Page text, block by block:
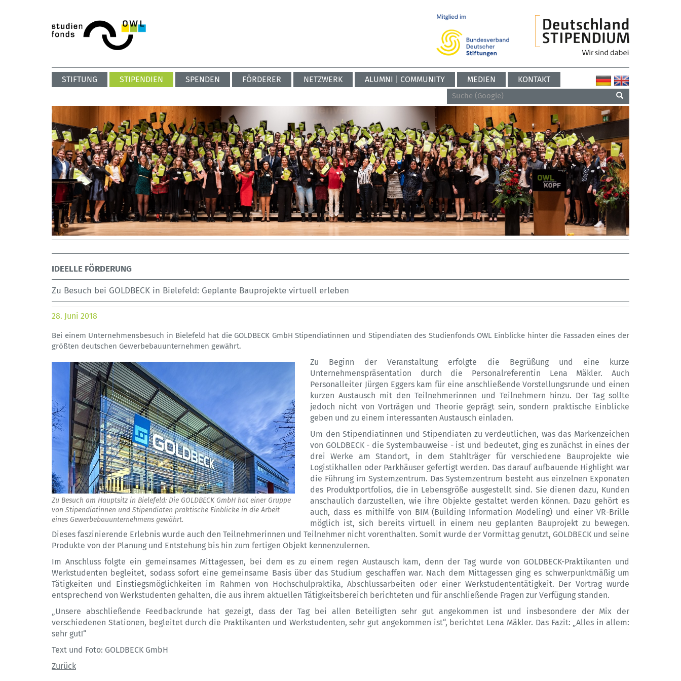
STIFTUNG STIPENDIEN SPENDEN FÖRDERER NETZWERK ALUMNI | COMMUNITY MEDIEN KONTAKT
IDEELLE FÖRDERUNG
Zu Besuch bei GOLDBECK in Bielefeld: Geplante Bauprojekte virtuell erleben
28. Juni 2018
Bei einem Unternehmensbesuch in Bielefeld hat die GOLDBECK GmbH Stipendiatinnen und Stipendiaten des Studienfonds OWL Einblicke hinter die Fassaden eines der
größten deutschen Gewerbebauunternehmen gewährt.
Zu Besuch am Hauptsitz in Bielefeld: Die GOLDBECK GmbH hat einer Gruppe
von Stipendiatinnen und Stipendiaten praktische Einblicke in die Arbeit
eines Gewerbebauunternehmens gewährt.
Zu Beginn der Veranstaltung erfolgte die Begrüßung und eine kurze
Unternehmenspräsentation durch die Personalreferentin Lena Mäkler. Auch
Personalleiter Jürgen Eggers kam für eine anschließende Vorstellungsrunde und einen
kurzen Austausch mit den Teilnehmerinnen und Teilnehmern hinzu. Der Tag sollte
jedoch nicht von Vorträgen und Theorie geprägt sein, sondern praktische Einblicke
geben und zu einem interessanten Austausch einladen.
Um den Stipendiatinnen und Stipendiaten zu verdeutlichen, was das Markenzeichen
von GOLDBECK - die Systembauweise - ist und bedeutet, ging es zunächst in eines der
drei Werke am Standort, in dem Stahlträger für verschiedene Bauprojekte wie
Logistikhallen oder Parkhäuser gefertigt werden. Das darauf aufbauende Highlight war
die Führung im Systemzentrum. Das Systemzentrum besteht aus einzelnen Exponaten
des Produktportfolios, die in Lebensgröße ausgestellt sind. Sie dienen dazu, Kunden
anschaulich darzustellen, wie ihre Objekte gestaltet werden können. Dazu gehört es
auch, dass es mithilfe von BIM (Building Information Modeling) und einer VR-Brille
möglich ist, sich bereits virtuell in einem neu geplanten Bauprojekt zu bewegen.
Dieses faszinierende Erlebnis wurde auch den Teilnehmerinnen und Teilnehmer nicht vorenthalten. Somit wurde der Vormittag genutzt, GOLDBECK und seine
Produkte von der Planung und Entstehung bis hin zum fertigen Objekt kennenzulernen.
Im Anschluss folgte ein gemeinsames Mittagessen, bei dem es zu einem regen Austausch kam, denn der Tag wurde von GOLDBECK-Praktikanten und
Werkstudenten begleitet, sodass sofort eine gemeinsame Basis über das Studium geschaffen war. Nach dem Mittagessen ging es schwerpunktmäßig um
Tätigkeiten und Einstiegsmöglichkeiten im Rahmen von Hochschulpraktika, Abschlussarbeiten oder einer Werkstudententätigkeit. Der Vortrag wurde
entsprechend von Werkstudenten gehalten, die aus ihrem aktuellen Tätigkeitsbereich berichteten und für anschließende Fragen zur Verfügung standen.
„Unsere abschließende Feedbackrunde hat gezeigt, dass der Tag bei allen Beteiligten sehr gut angekommen ist und insbesondere der Mix der
verschiedenen Stationen, begleitet durch die Praktikanten und Werkstudenten, sehr gut angekommen ist“, berichtet Lena Mäkler. Das Fazit: „Alles in allem:
sehr gut!“
Text und Foto: GOLDBECK GmbH
Zurück